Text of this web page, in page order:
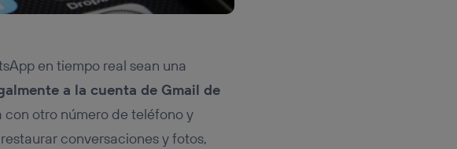
en tiempo real sean una
a la cuenta de Gmail de
otro número de teléfono y
conversaciones y fotos,